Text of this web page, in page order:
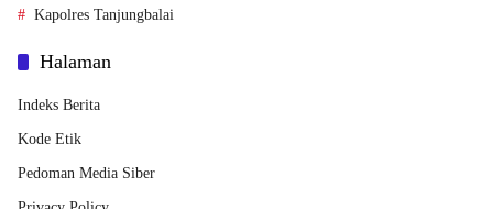
Kapolres Tanjungbalai
Halaman
Indeks Berita
Kode Etik
Pedoman Media Siber